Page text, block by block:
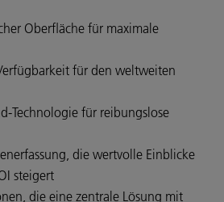
Oberfläche für maximale
für den weltweiten
Technologie für reibungslose
die wertvolle Einblicke
steigert
die eine zentrale Lösung mit